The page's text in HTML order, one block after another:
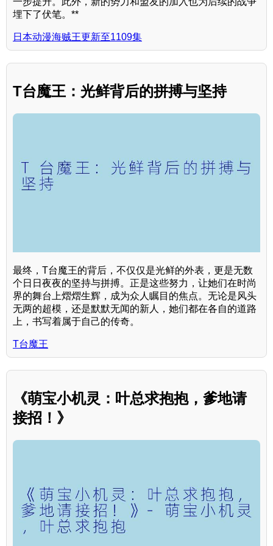
埋下了伏笔。**
日本动漫海贼王更新至1109集
T台魔王：光鲜背后的拼搏与坚持
最终，T台魔王的背后，不仅仅是光鲜的外表，更是无数
个日日夜夜的坚持与拼搏。正是这些努力，让她们在时尚
界的舞台上熠熠生辉，成为众人瞩目的焦点。无论是风头
无两的超模，还是默默无闻的新人，她们都在各自的道路
上，书写着属于自己的传奇。
T台魔王
《萌宝小机灵：叶总求抱抱，爹地请
接招！》